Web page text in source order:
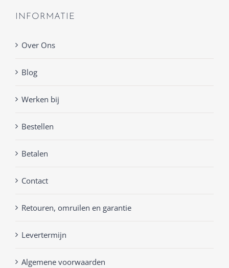
INFORMATIE
Over Ons
Blog
Werken bij
Bestellen
Betalen
Contact
Retouren, omruilen en garantie
Levertermijn
Algemene voorwaarden